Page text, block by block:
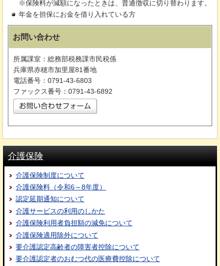
※保険料が減額になったときは、普通徴収に切り替わります。
年金を担保にお金を借り入れている方
お問い合わせ
所属課室：総務部税務課市民税係
兵庫県赤穂市加里屋81番地
電話番号：0791-43-6803
ファックス番号：0791-43-6892
介護保険
介護保険制度について
介護保険料（令和6～8年度）
認定延期通知について
介護サービスの利用のしかた
介護保険利用者負担額の減免について
介護保険適用除外について
要介護認定高齢者の障害者控除について
要介護認定者のおむつ代の医療費控除について